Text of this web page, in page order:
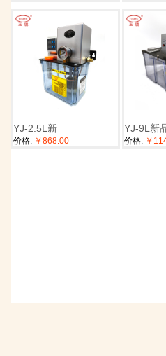
YJ-2.5L新
价格: ￥868.00
YJ-9L新
价格: ￥